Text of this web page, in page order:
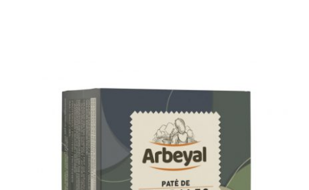
AÑADIR AL CARRITO
DETALLES